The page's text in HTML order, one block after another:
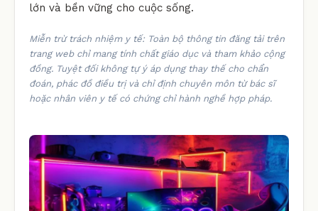
lớn và bền vững cho cuộc sống.
Miễn trừ trách nhiệm y tế: Toàn bộ thông tin đăng tải trên
trang web chỉ mang tính chất giáo dục và tham khảo cộng
đồng. Tuyệt đối không tự ý áp dụng thay thế cho chẩn
đoán, phác đồ điều trị và chỉ định chuyên môn từ bác sĩ
hoặc nhân viên y tế có chứng chỉ hành nghề hợp pháp.